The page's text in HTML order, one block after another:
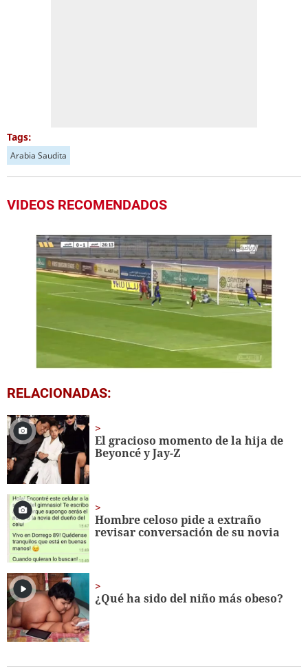
Tags:
Arabia Saudita
VIDEOS RECOMENDADOS
0
seconds
37
seconds
RELACIONADAS:
El gracioso momento de la hija de
Beyoncé y Jay-Z
Hombre celoso pide a extraño
revisar conversación de su novia
¿Qué ha sido del niño más obeso?